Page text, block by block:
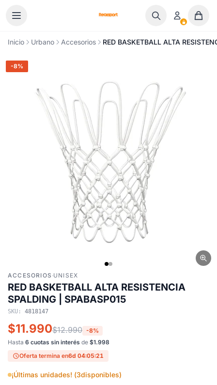
Inicio Urbano Accesorios RED BASKETBALL ALTA
-8%
ACCESORIOS ·UNISEX
RED BASKETBALL ALTA RESISTENCIA
SPALDING | SPABASP015
SKU: 4818147
$11.990$12.990 -8%
Hasta 6 cuotas sin interés de $1.998
Oferta termina en6d 04:05:21
¡Últimas unidades! (3disponibles)